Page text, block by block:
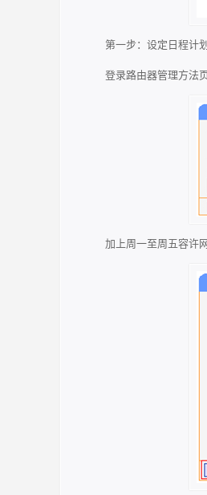
第一步：设定日程计划
登录路由器管理方法
加上周一至周五容许